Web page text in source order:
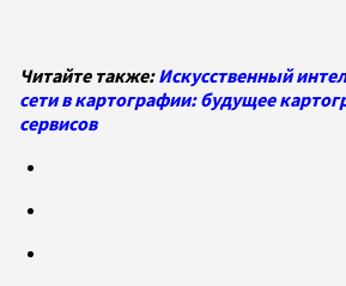
Читайте также:Искусственный
сети в картографии: будущее
сервисов